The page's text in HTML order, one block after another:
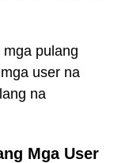
pulang
user na
na
Mga User